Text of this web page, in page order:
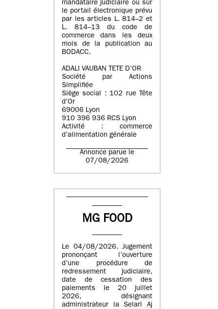
mandataire judiciaire ou sur
le portail électronique prévu
par les articles L. 814–2 et
L. 814–13 du code de
commerce dans les deux
mois de la publication au
BODACC.
ADALI VAUBAN TETE D’OR
Société par Actions
Simplifiée
Siège social : 102 rue Tête
d’Or
69006 Lyon
910 396 936 RCS Lyon
Activité : commerce
d’alimentation générale
Annonce parue le
07/08/2026
MG FOOD
Le 04/08/2026. Jugement
prononçant l’ouverture
d’une procédure de
redressement judiciaire,
date de cessation des
paiements le 20 juillet
2026, désignant
administrateur la Selarl Aj